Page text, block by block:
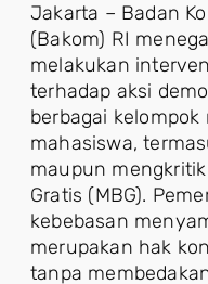
Jakarta – Badan
(Bakom) RI
melakukan
terhadap aksi
berbagai
mahasiswa,
maupun
Gratis (MBG).
kebebasan
merupakan hak
tanpa